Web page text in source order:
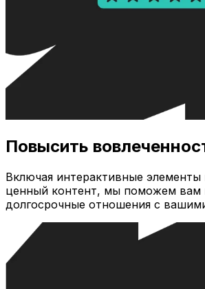
Повысить
Включая интерактивные элементы
ценный контент, мы поможем вам
долгосрочные отношения с